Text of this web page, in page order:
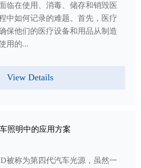
临在使用、消毒、储存和销毁医
中如何记录的难题。首先，医疗
保他们的医疗设备和用品从制造
用的...
View Details
照明中的应用方案
为第四代汽车光源，虽然一